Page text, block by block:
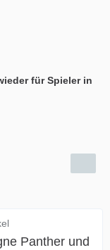
für Spieler in
Panther und